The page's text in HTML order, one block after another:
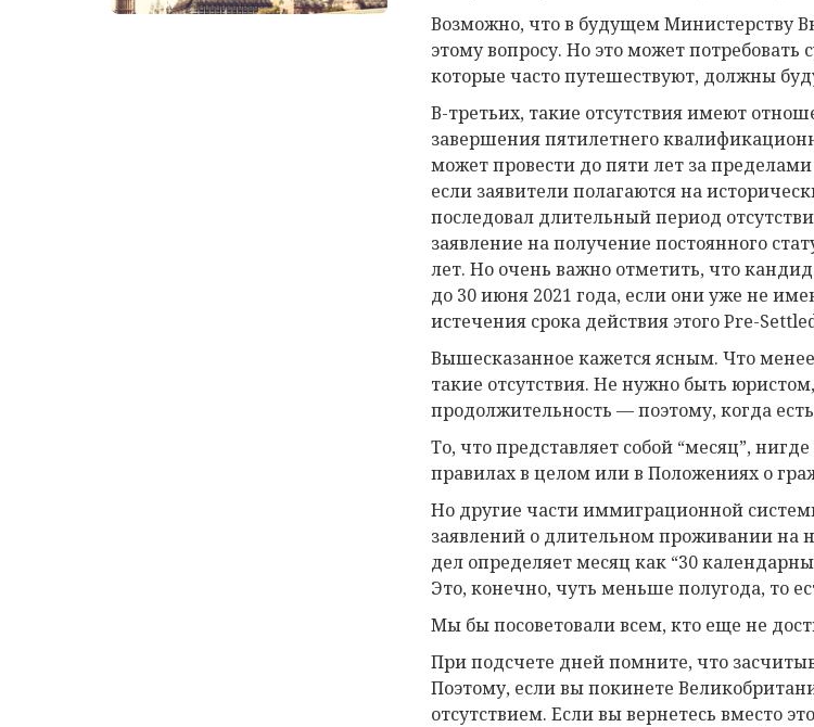
Возможно, что в будущем Министерству
этому вопросу. Но это может потребовать
которые часто путешествуют, должны
В-третьих, такие отсутствия имеют
завершения пятилетнего
может провести до пяти лет за
если заявители полагаются на
последовал длительный период
заявление на получение постоянного
лет. Но очень важно отметить, что
до 30 июня 2021 года, если они уже не
истечения срока действия этого Pre-
Вышесказанное кажется ясным. Что
такие отсутствия. Не нужно быть
продолжительность — поэтому, когда
То, что представляет собой “месяц”,
правилах в целом или в Положениях о
Но другие части иммиграционной
заявлений о длительном проживании на
дел определяет месяц как “30
Это, конечно, чуть меньше полугода, то
Мы бы посоветовали всем, кто еще не
При подсчете дней помните, что
Поэтому, если вы покинете
отсутствием. Если вы вернетесь вместо